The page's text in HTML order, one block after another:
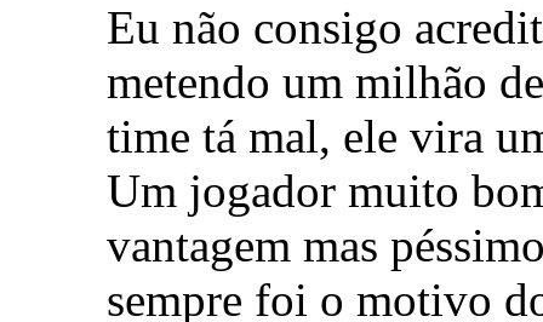
Eu não consigo
metendo um milhão
time tá mal, ele vira
Um jogador muito
vantagem mas
sempre foi o motivo